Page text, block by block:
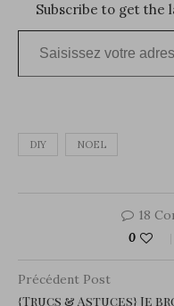
Subscribe to get the
Saisissez votre adresse e-mail…
DIY NOEL
18
0
Précédent Post
{Trucs & Astuces} Je